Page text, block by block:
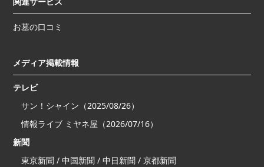
お墓の口コミ
メディア掲載情報
テレビ
サン！シャイン（2025/08/26）
情報ライブ ミヤネ屋（2026/07/16）
新聞
東京新聞 / 中国新聞 / 中日新聞 / 京都新聞